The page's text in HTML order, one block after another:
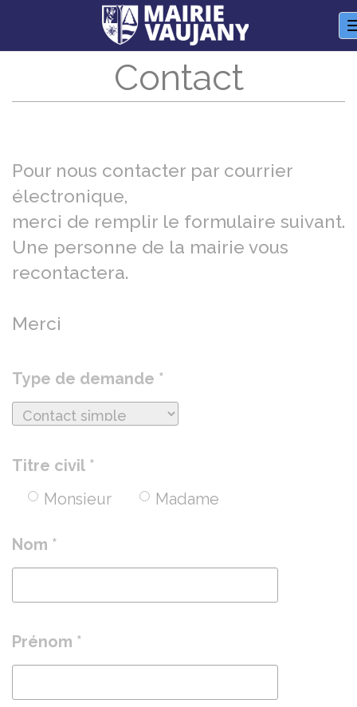
Contact
Pour nous contacter par courrier
électronique,
merci de remplir le formulaire suivant.
Une personne de la mairie vous
recontactera.
Merci
Type de demande *
Titre civil *
Monsieur
Madame
Nom *
Prénom *
Panneau de gestion des cookies